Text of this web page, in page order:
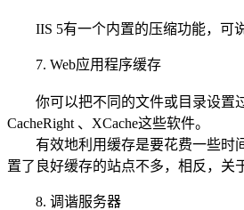
IIS 5有一个内置的压缩功能，可说
7. Web应用程序缓存
你可以把不同的文件或目录设置过
CacheRight 、XCache这些软件。
有效地利用缓存是要花费一些时间
置了良好缓存的站点不多，相反，关
8. 调谐服务器